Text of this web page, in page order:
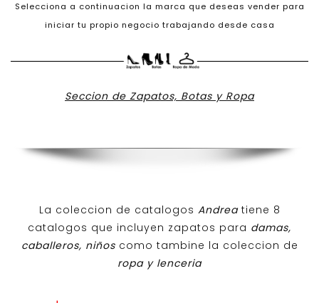
Selecciona a continuacion la marca que deseas vender para
iniciar tu propio negocio trabajando desde casa
Seccion de Zapatos, Botas y Ropa
La coleccion de catalogos Andreatiene 8
catalogos que incluyen zapatos para damas,
caballeros, niños como tambine la coleccion de
ropa y lenceria